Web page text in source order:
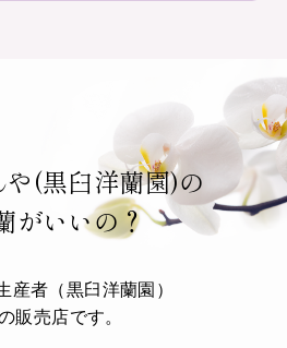
(黒臼洋蘭園)の
がいいの？
産者（黒臼洋蘭園）
販売店です。